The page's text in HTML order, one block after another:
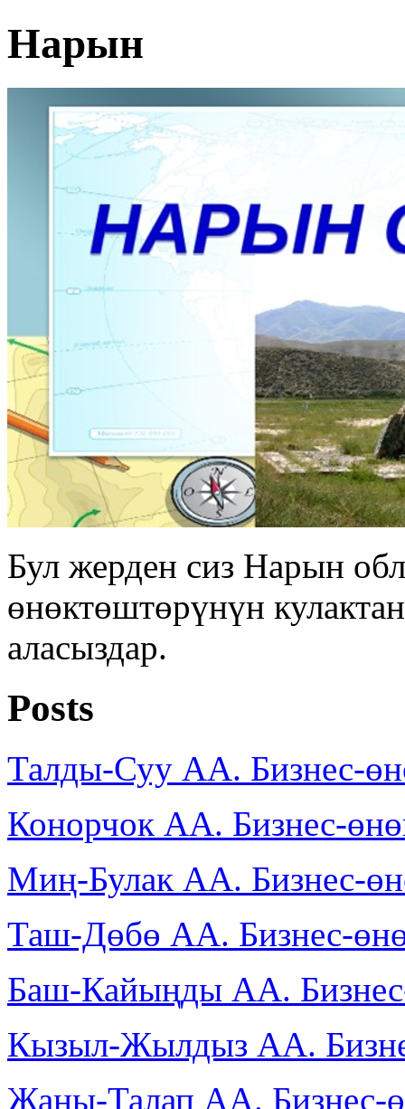
Нарын
Бул жерден сиз Нарын
өнөктөштөрүнүн
аласыздар.
Posts
Талды-Суу АА. Бизнес-
Конорчок АА. Бизнес-
Миң-Булак АА. Бизнес-
Таш-Дөбө АА. Бизнес-
Баш-Кайыңды АА.
Кызыл-Жылдыз АА.
Жаңы-Талап АА. Бизнес-